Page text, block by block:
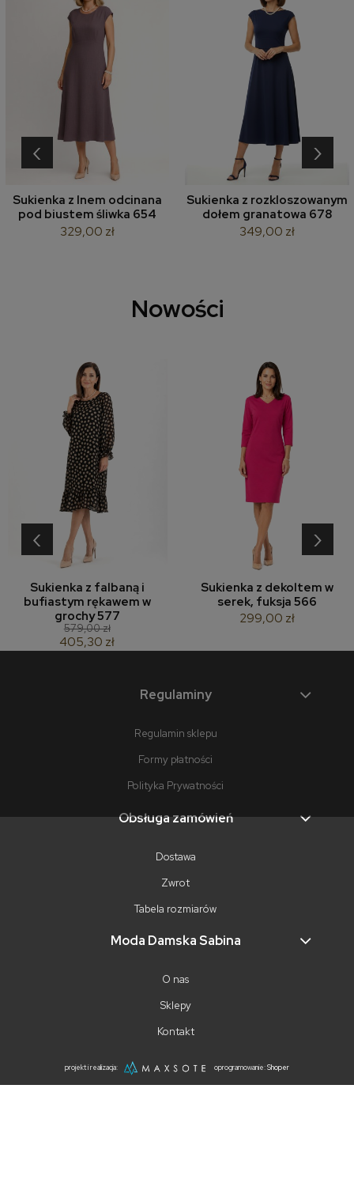
Sukienka z lnem odcinana
pod biustem śliwka 654
329,00 zł
Sukienka z rozkloszowanym
dołem granatowa 678
349,00 zł
‹ ›
Nowości
Sukienka z falbaną i
bufiastym rękawem w
grochy 577
579,00 zł
405,30 zł
Sukienka z dekoltem w
serek, fuksja 566
299,00 zł
‹ ›
Regulaminy
Regulamin sklepu
Formy płatności
Polityka Prywatności
Obsługa zamówień
Dostawa
Zwrot
Tabela rozmiarów
Moda Damska Sabina
O nas
Sklepy
Kontakt